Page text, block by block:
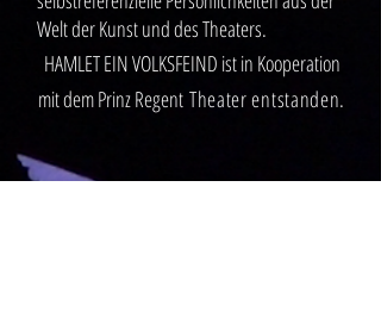
Welt der Kunst und des Theaters.
HAMLET EIN VOLKSFEIND ist in Kooperation
mit dem Prinz Regent Theater entstanden.